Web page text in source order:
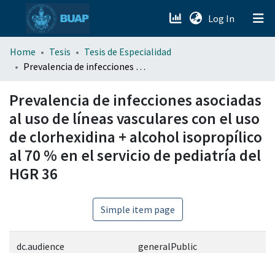
Log In (current)
menu.section.about_menu
Home Tesis
Tesis de Especialidad
Prevalencia de infecciones asociadas al uso de líneas vasculares con el uso de clorhexidina + alcohol isopropílico al 70 % en el servicio de pediatría del HGR 36
Prevalencia de infecciones asociadas
al uso de líneas vasculares con el uso
de clorhexidina + alcohol isopropílico
al 70 % en el servicio de pediatría del
HGR 36
Simple item page
dc.audience generalPublic